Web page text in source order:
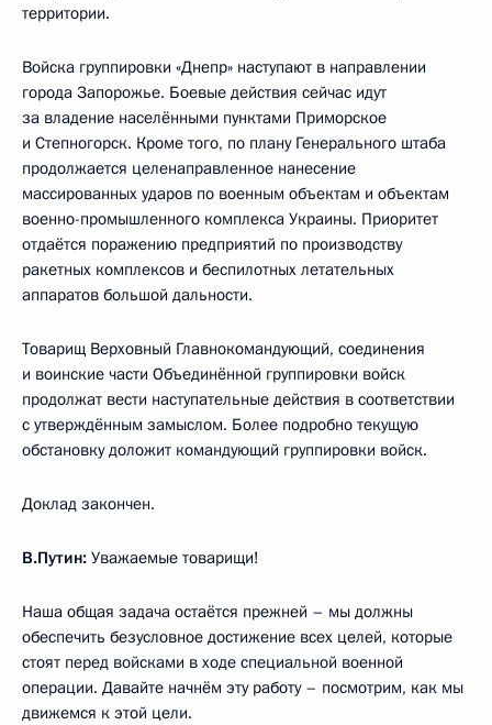
территории.
Войска группировки «Днепр» наступают в направлении
города Запорожье. Боевые действия сейчас идут
за владение населёнными пунктами Приморское
и Степногорск. Кроме того, по плану Генерального штаба
продолжается целенаправленное нанесение
массированных ударов по военным объектам и объектам
военно-промышленного комплекса Украины. Приоритет
отдаётся поражению предприятий по производству
ракетных комплексов и беспилотных летательных
аппаратов большой дальности.
Товарищ Верховный Главнокомандующий, соединения
и воинские части Объединённой группировки войск
продолжат вести наступательные действия в соответствии
с утверждённым замыслом. Более подробно текущую
обстановку доложит командующий группировки войск.
Доклад закончен.
В.Путин: Уважаемые товарищи!
Наша общая задача остаётся прежней – мы должны
обеспечить безусловное достижение всех целей, которые
стоят перед войсками в ходе специальной военной
операции. Давайте начнём эту работу – посмотрим, как мы
движемся к этой цели.